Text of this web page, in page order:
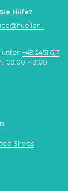
Hilfe?
unter: +49 2451 617
09:00 - 13:00
Shops